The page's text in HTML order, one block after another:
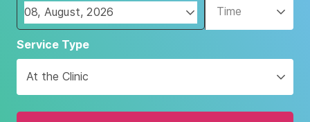
Navigate
forward
interact
with
the
Time
Service Type
At the Clinic